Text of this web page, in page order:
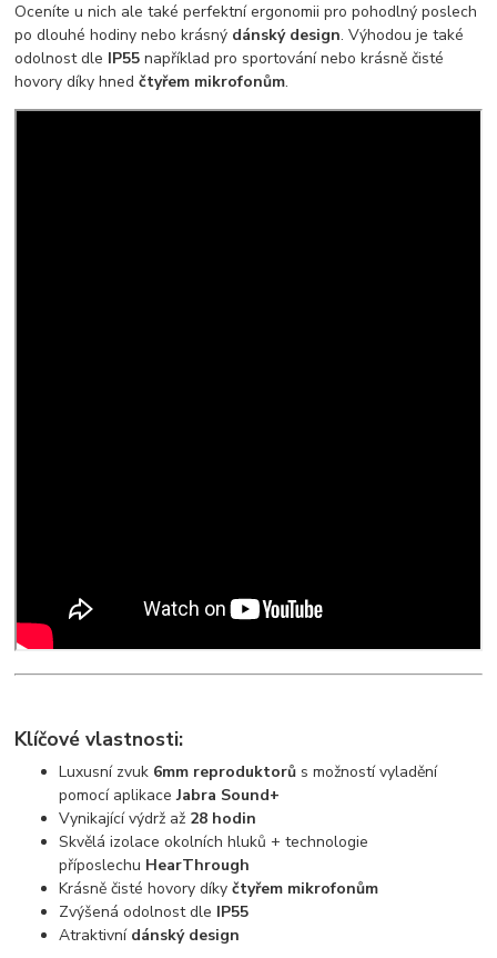
Oceníte u nich ale také perfektní ergonomii pro pohodlný poslech
po dlouhé hodiny nebo krásný dánský design. Výhodou je také
odolnost dle IP55 například pro sportování nebo krásně čisté
hovory díky hnedčtyřem mikrofonům.
Klíčové vlastnosti:
Luxusní zvuk 6mm reproduktorů s možností vyladění
pomocí aplikace Jabra Sound+
Vynikající výdrž až 28 hodin
Skvělá izolace okolních hluků + technologie
příposlechu HearThrough
Krásně čisté hovory díky čtyřem mikrofonům
Zvýšená odolnost dle IP55
Atraktivní dánský design